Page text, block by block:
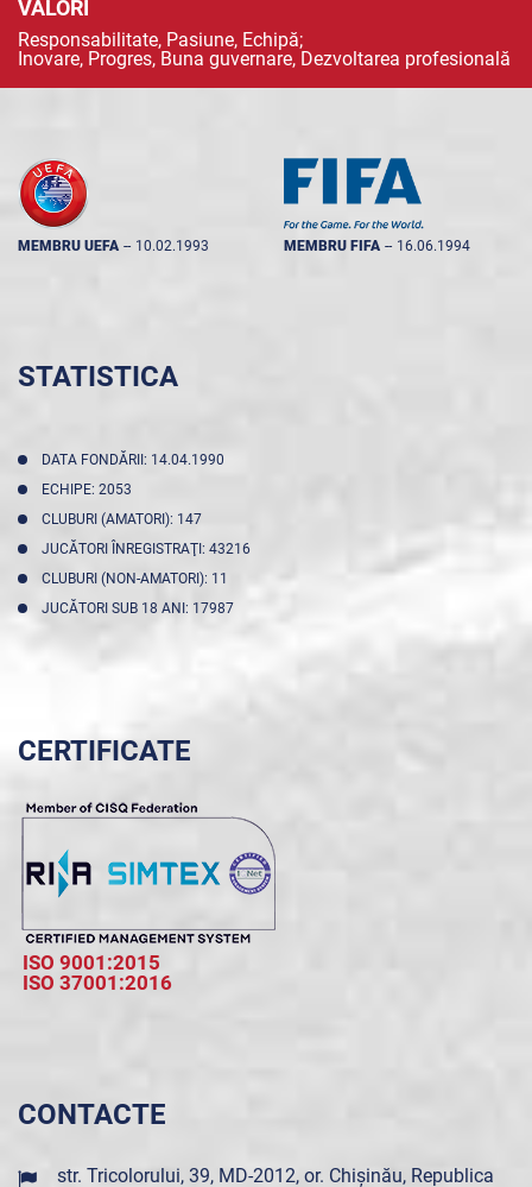
VALORI
Responsabilitate, Pasiune, Echipă;
Inovare, Progres, Buna guvernare, Dezvoltarea profesională
MEMBRU UEFA -- 10.02.1993 MEMBRU FIFA -- 16.06.1994
STATISTICA
DATA FONDĂRII: 14.04.1990
ECHIPE: 2053
CLUBURI (AMATORI): 147
JUCĂTORI ÎNREGISTRAŢI: 43216
CLUBURI (NON-AMATORI): 11
JUCĂTORI SUB 18 ANI: 17987
CERTIFICATE
ISO 9001:2015
ISO 37001:2016
CONTACTE
str. Tricolorului, 39, MD-2012, or. Chișinău, Republica